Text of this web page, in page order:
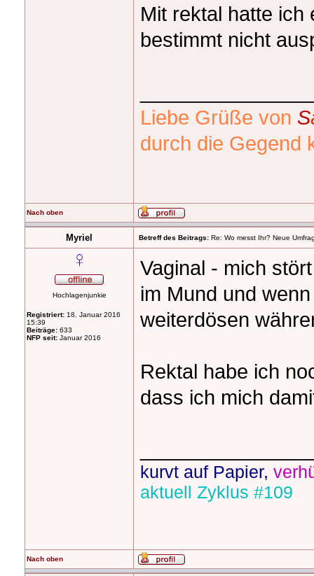
Mit rektal hatte ich
bestimmt nicht
Liebe Grüße von S
durch die Gegend
Nach oben
Myriel Betreff des Beitrags: Re: Wo messt Ihr? Neue
Hochlagenjunkie
Registriert: 18. Januar 2016
15:39
Beiträge: 633
NFP seit: Januar 2016
Vaginal - mich
im Mund und
weiterdösen
Rektal habe ich
dass ich mich
kurvt auf Papier,
aktuell Zyklus #109
Nach oben